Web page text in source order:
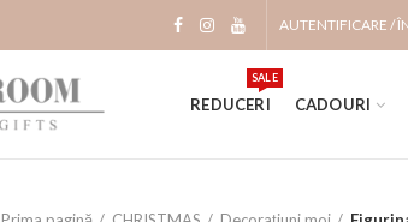
AUTENTIFICARE /
REDUCERI
SALE
CADOURI